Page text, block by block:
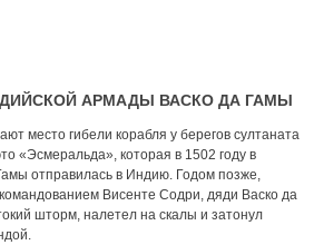
АРМАДЫ ВАСКО ДА ГАМЫ
место гибели корабля у берегов султаната
«Эсмеральда», которая в 1502 году в
отправилась в Индию. Годом позже,
Висенте Содри, дяди Васко да
шторм, налетел на скалы и затонул